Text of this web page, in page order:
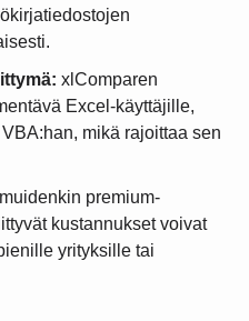
xlComparen
Excel-käyttäjille,
mikä rajoittaa sen
premium-
kustannukset voivat
yrityksille tai